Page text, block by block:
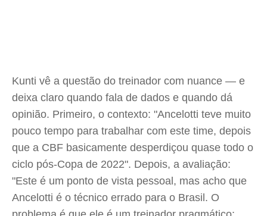
Kunti vê a questão do treinador com nuance — e
deixa claro quando fala de dados e quando dá
opinião. Primeiro, o contexto: "Ancelotti teve muito
pouco tempo para trabalhar com este time, depois
que a CBF basicamente desperdiçou quase todo o
ciclo pós-Copa de 2022". Depois, a avaliação:
"Este é um ponto de vista pessoal, mas acho que
Ancelotti é o técnico errado para o Brasil. O